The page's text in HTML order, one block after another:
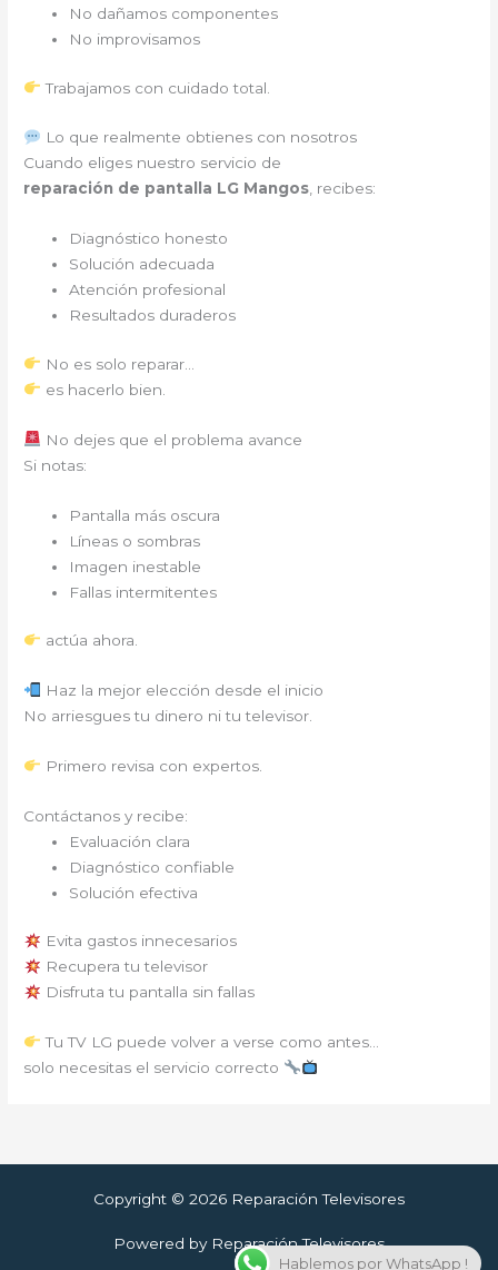
No dañamos componentes
No improvisamos
Trabajamos con cuidado total.
Lo que realmente obtienes con nosotros
Cuando eliges nuestro servicio de
reparación de pantalla LG Mangos, recibes:
Diagnóstico honesto
Solución adecuada
Atención profesional
Resultados duraderos
No es solo reparar…
es hacerlo bien.
No dejes que el problema avance
Si notas:
Pantalla más oscura
Líneas o sombras
Imagen inestable
Fallas intermitentes
actúa ahora.
Haz la mejor elección desde el inicio
No arriesgues tu dinero ni tu televisor.
Primero revisa con expertos.
Contáctanos y recibe:
Evaluación clara
Diagnóstico confiable
Solución efectiva
Evita gastos innecesarios
Recupera tu televisor
Disfruta tu pantalla sin fallas
Tu TV LG puede volver a verse como antes…
solo necesitas el servicio correcto
Copyright © 2026 Reparación Televisores
Powered by Reparación Televisores
Hablemos por WhatsApp !